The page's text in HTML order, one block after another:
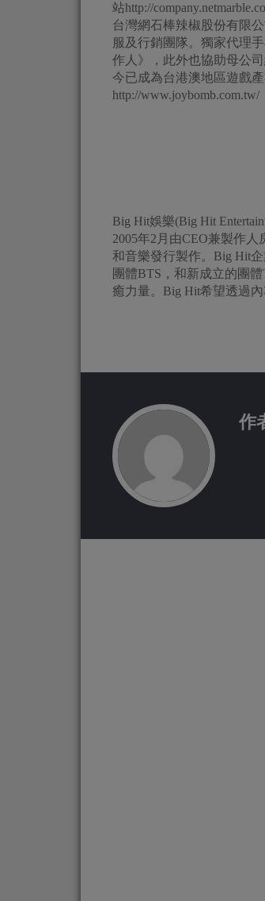
站http://
台灣網石棒辣椒股份有限
服及行銷團隊。獨家代理
作人》，此外也協助母公
今已成為台港澳地區遊戲
http://www.joybomb.com.tw/
Big Hit娛樂(Big Hit
2005年2月由CEO兼製作
和音樂發行製作。Big Hit
團體BTS，和新成立的團
癒力量。Big Hit希望透過
作